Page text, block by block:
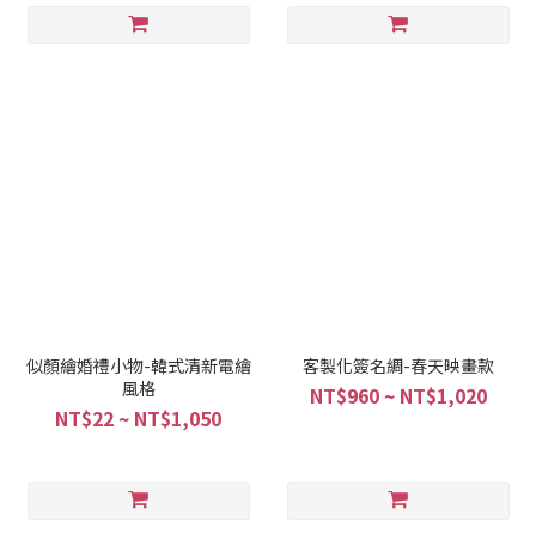
似顏繪婚禮小物-韓式清新電繪
風格
NT$22 ~ NT$1,050
客製化簽名綢-春天映畫款
NT$960 ~ NT$1,020